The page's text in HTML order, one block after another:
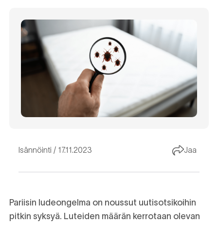
Isännöinti 17.11.2023 Jaa
Pariisin ludeongelma on noussut uutisotsikoihin
pitkin syksyä. Luteiden määrän kerrotaan olevan